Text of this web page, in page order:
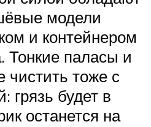
модели
и контейнером
Тонкие паласы и
чистить тоже с
грязь будет в
останется на